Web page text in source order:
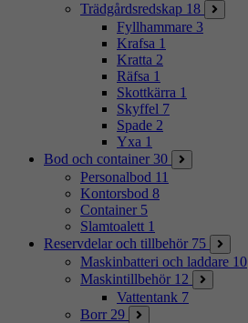
Trädgårdsredskap 18
Fyllhammare 3
Krafsa 1
Kratta 2
Räfsa 1
Skottkärra 1
Skyffel 7
Spade 2
Yxa 1
Bod och container 30
Personalbod 11
Kontorsbod 8
Container 5
Slamtoalett 1
Reservdelar och tillbehör 75
Maskinbatteri och laddare 10
Maskintillbehör 12
Vattentank 7
Borr 29